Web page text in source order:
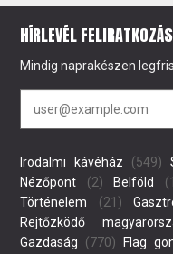
HÍRLEVÉL FELIRATKOZÁS
Mindig naprakészen
Irodalmi kávéház (549)
Nézőpont (2) Belföld
Történelem (21)
Rejtőzködő
Gazdaság (770) Flag